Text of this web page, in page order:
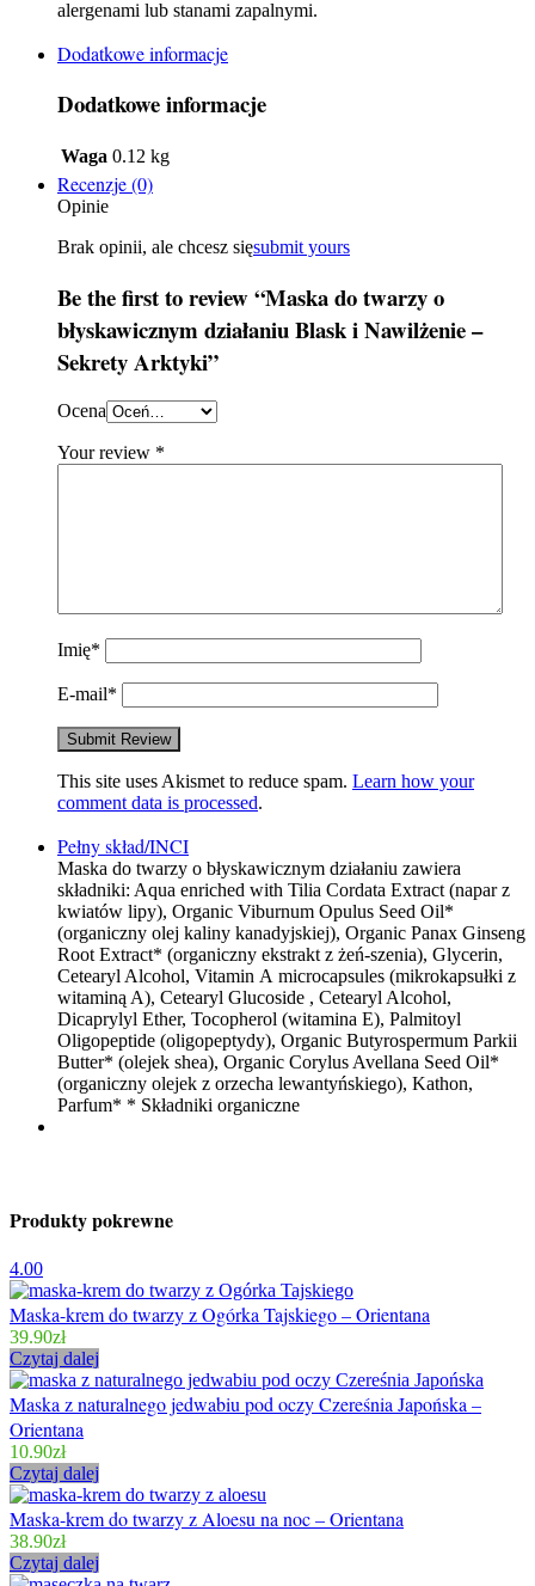
alergenami lub stanami zapalnymi.
Dodatkowe informacje
Dodatkowe informacje
Waga 0.12 kg
Recenzje (0)
Opinie
Brak opinii, ale chcesz sięsubmit yours
Be the first to review “Maska do twarzy o
błyskawicznym działaniu Blask i Nawilżenie –
Sekrety Arktyki”
Ocena
Your review *
Imię*
E-mail*
This site uses Akismet to reduce spam. Learn how your
comment data is processed.
Pełny skład/INCI
Maska do twarzy o błyskawicznym działaniu zawiera
składniki: Aqua enriched with Tilia Cordata Extract (napar z
kwiatów lipy), Organic Viburnum Opulus Seed Oil*
(organiczny olej kaliny kanadyjskiej), Organic Panax Ginseng
Root Extract* (organiczny ekstrakt z żeń-szenia), Glycerin,
Cetearyl Alcohol, Vitamin А microcapsules (mikrokapsułki z
witaminą A), Cetearyl Glucoside , Cetearyl Alcohol,
Dicaprylyl Ether, Tocopherol (witamina Е), Palmitoyl
Oligopeptide (oligopeptydy), Organic Butyrospermum Parkii
Butter* (olejek shea), Organic Corylus Avellana Seed Oil*
(organiczny olejek z orzecha lewantyńskiego), Kathon,
Parfum* * Składniki organiczne
Produkty pokrewne
4.00
Maska-krem do twarzy z Ogórka Tajskiego – Orientana
39.90zł
Czytaj dalej
Maska z naturalnego jedwabiu pod oczy Czereśnia Japońska –
Orientana
10.90zł
Czytaj dalej
Maska-krem do twarzy z Aloesu na noc – Orientana
38.90zł
Czytaj dalej